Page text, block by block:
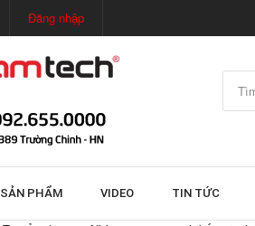
Đăng nhập
SẢN PHẨM VIDEO TIN TỨC